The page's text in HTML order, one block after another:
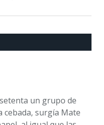
un grupo de
surgía Mate